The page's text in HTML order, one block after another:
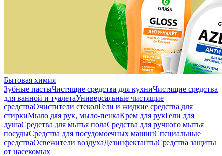
Бытовая химия
Зубные пастыЧистящие средства для кухниЧистящие средства
для ванной и туалетаУниверсальные чистящие
средстваОчистители стеколГели и жидкие средства для
стиркиМыло для рук, мыло-пенкаКрем для рукГели для
душаСредства для мытья полаСредства для ручного мытья
посудыСредства для посудомоечных машинСпециальные
средстваОсвежители воздухаДезинфектантыСредства защиты
от насекомых